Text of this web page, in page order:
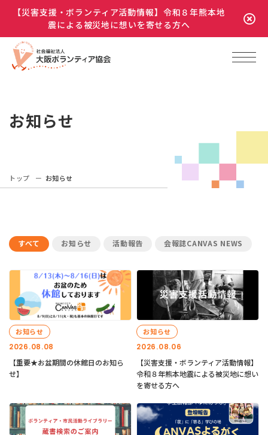
【災害支援・ボランティア活動情報】令和８年熊本地
震による被災地に想いを寄せる方へ
お知らせ
トップ お知らせ
すべて お知らせ 活動報告 会報誌CANVAS NEWS
2026.08.08
お知らせ
【重要★お盆期間の休館日のお知ら
せ】
2026.08.06
お知らせ
【災害支援・ボランティア活動情報】
令和８年熊本地震による被災地に想い
を寄せる方へ